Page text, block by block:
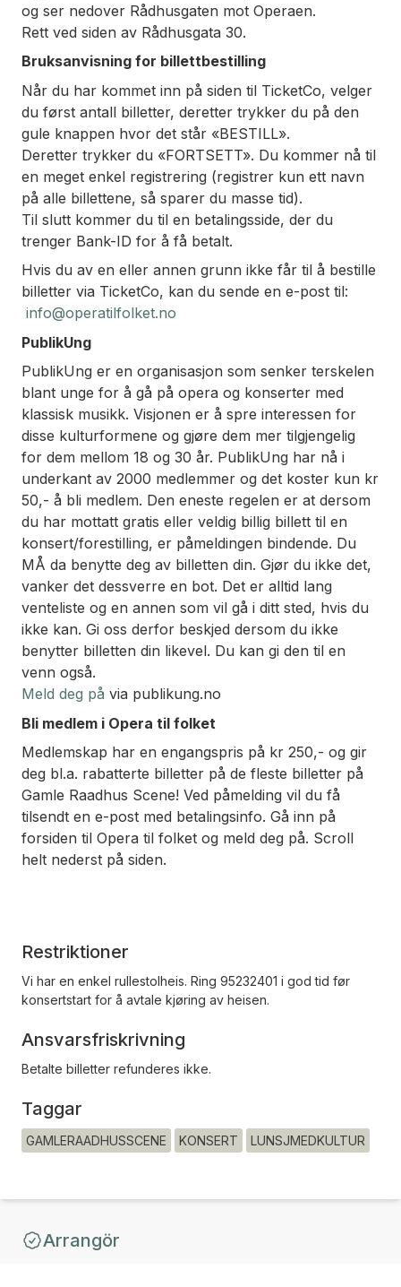
og ser nedover Rådhusgaten mot Operaen.
Rett ved siden av Rådhusgata 30.
Bruksanvisning for billettbestilling
Når du har kommet inn på siden til TicketCo, velger
du først antall billetter, deretter trykker du på den
gule knappen hvor det står «BESTILL».
Deretter trykker du «FORTSETT». Du kommer nå til
en meget enkel registrering (registrer kun ett navn
på alle billettene, så sparer du masse tid).
Til slutt kommer du til en betalingsside, der du
trenger Bank-ID for å få betalt.
Hvis du av en eller annen grunn ikke får til å bestille
billetter via TicketCo, kan du sende en e-post til:
info@operatilfolket.no
PublikUng
PublikUng er en organisasjon som senker terskelen
blant unge for å gå på opera og konserter med
klassisk musikk. Visjonen er å spre interessen for
disse kulturformene og gjøre dem mer tilgjengelig
for dem mellom 18 og 30 år. PublikUng har nå i
underkant av 2000 medlemmer og det koster kun kr
50,- å bli medlem. Den eneste regelen er at dersom
du har mottatt gratis eller veldig billig billett til en
konsert/forestilling, er påmeldingen bindende. Du
MÅ da benytte deg av billetten din. Gjør du ikke det,
vanker det dessverre en bot. Det er alltid lang
venteliste og en annen som vil gå i ditt sted, hvis du
ikke kan. Gi oss derfor beskjed dersom du ikke
benytter billetten din likevel. Du kan gi den til en
venn også.
Meld deg på via publikung.no
Bli medlem i Opera til folket
Medlemskap har en engangspris på kr 250,- og gir
deg bl.a. rabatterte billetter på de fleste billetter på
Gamle Raadhus Scene! Ved påmelding vil du få
tilsendt en e-post med betalingsinfo. Gå inn på
forsiden til Opera til folket og meld deg på. Scroll
helt nederst på siden.
Restriktioner
Vi har en enkel rullestolheis. Ring 95232401 i god tid før
konsertstart for å avtale kjøring av heisen.
Ansvarsfriskrivning
Betalte billetter refunderes ikke.
Taggar
GAMLERAADHUSSCENE KONSERT LUNSJMEDKULTUR
Arrangör